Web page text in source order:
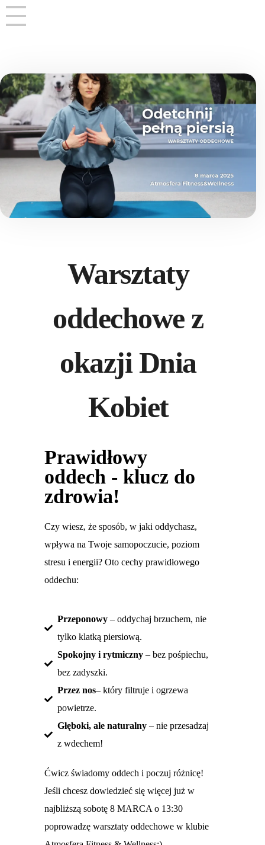
Warsztaty
oddechowe z
okazji Dnia
Kobiet
Prawidłowy
oddech - klucz do
zdrowia!
Czy wiesz, że sposób, w jaki oddychasz,
wpływa na Twoje samopoczucie, poziom
stresu i energii? Oto cechy prawidłowego
oddechu:
Przeponowy – oddychaj brzuchem, nie
tylko klatką piersiową.
Spokojny i rytmiczny – bez pośpiechu,
bez zadyszki.
Przez nos– który filtruje i ogrzewa
powietrze.
Głęboki, ale naturalny – nie przesadzaj
z wdechem!
Ćwicz świadomy oddech i poczuj różnicę!
Jeśli chcesz dowiedzieć się więcej już w
najbliższą sobotę 8 MARCA o 13:30
poprowadzę warsztaty oddechowe w klubie